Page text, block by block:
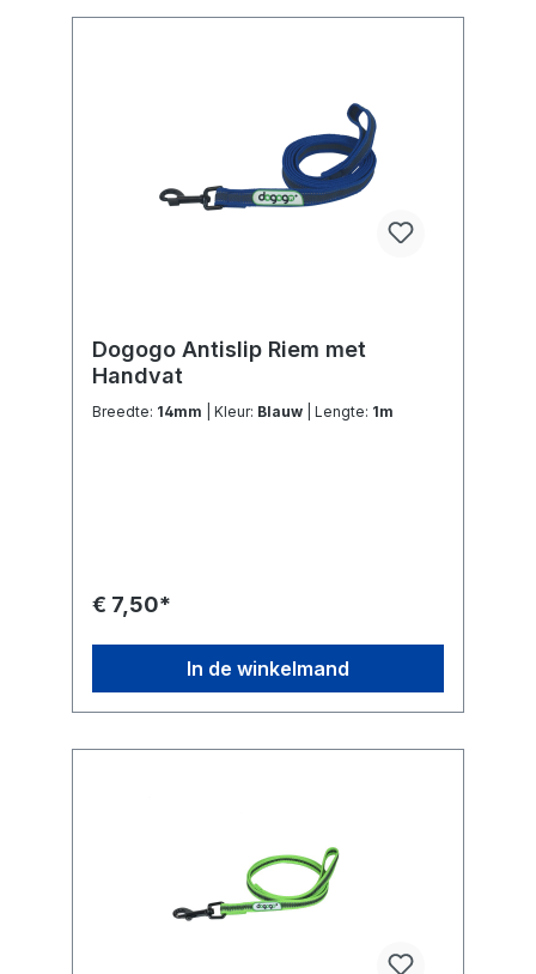
Dogogo Antislip Riem met
Handvat
Breedte: 14mm | Kleur: Blauw | Lengte: 1m
€ 7,50*
In de winkelmand